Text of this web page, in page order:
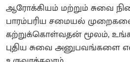
ஆரோக்கியம் மற்றும் சுவை
பாரம்பரிய சமையல்
கற்றுக்கொள்வதன் மூலம்,
புதிய சுவை அனுபவங்களை